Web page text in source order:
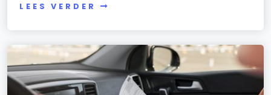
LEES VERDER